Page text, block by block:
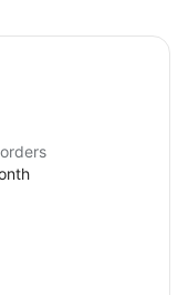
store and
today.